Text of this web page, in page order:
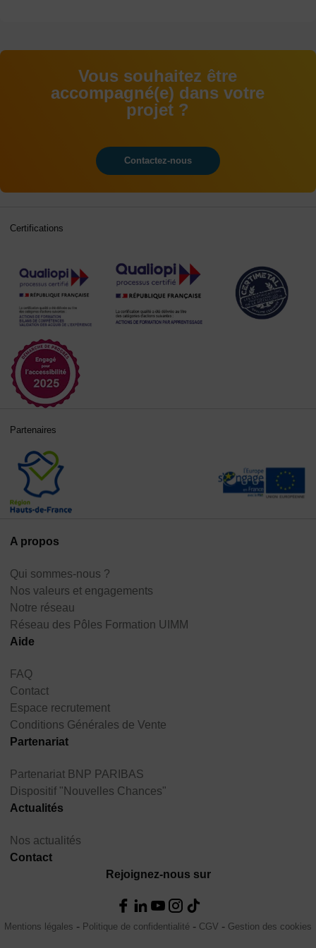
Vous souhaitez être
accompagné(e) dans votre
projet ?
Contactez-nous
A propos
Qui sommes-nous ?
Nos valeurs et engagements
Notre réseau
Réseau des Pôles Formation UIMM
Aide
FAQ
Contact
Espace recrutement
Conditions Générales de Vente
Partenariat
Partenariat BNP PARIBAS
Dispositif "Nouvelles Chances"
Actualités
Nos actualités
Contact
Rejoignez-nous sur
Certifications
Partenaires
Mentions légales Politique de confidentialité CGV Gestion des cookies